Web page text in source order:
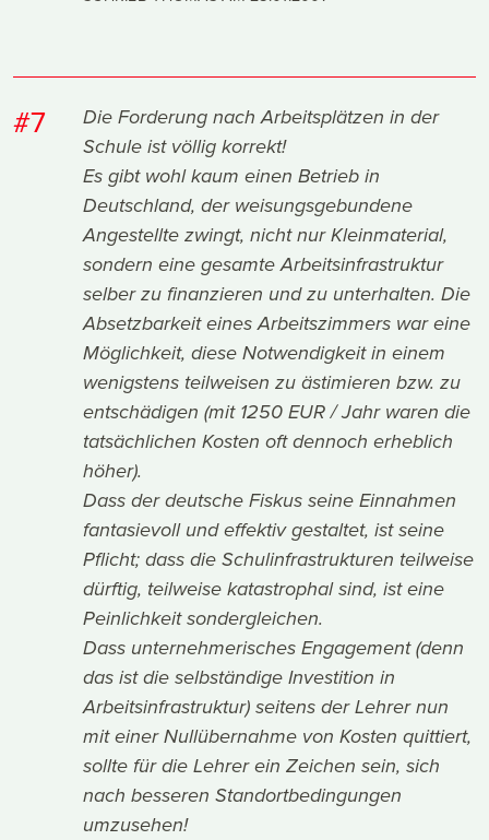
#7
Die Forderung nach Arbeitsplätzen in der
Schule ist völlig korrekt!
Es gibt wohl kaum einen Betrieb in
Deutschland, der weisungsgebundene
Angestellte zwingt, nicht nur Kleinmaterial,
sondern eine gesamte Arbeitsinfrastruktur
selber zu finanzieren und zu unterhalten. Die
Absetzbarkeit eines Arbeitszimmers war eine
Möglichkeit, diese Notwendigkeit in einem
wenigstens teilweisen zu ästimieren bzw. zu
entschädigen (mit 1250 EUR / Jahr waren die
tatsächlichen Kosten oft dennoch erheblich
höher).
Dass der deutsche Fiskus seine Einnahmen
fantasievoll und effektiv gestaltet, ist seine
Pflicht; dass die Schulinfrastrukturen teilweise
dürftig, teilweise katastrophal sind, ist eine
Peinlichkeit sondergleichen.
Dass unternehmerisches Engagement (denn
das ist die selbständige Investition in
Arbeitsinfrastruktur) seitens der Lehrer nun
mit einer Nullübernahme von Kosten quittiert,
sollte für die Lehrer ein Zeichen sein, sich
nach besseren Standortbedingungen
umzusehen!